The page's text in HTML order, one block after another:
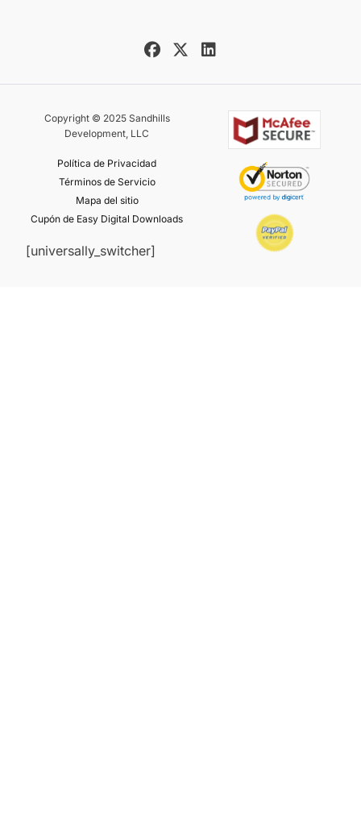
Copyright © 2025 Sandhills
Development, LLC
Política de Privacidad
Términos de Servicio
Mapa del sitio
Cupón de Easy Digital Downloads
[universally_switcher]